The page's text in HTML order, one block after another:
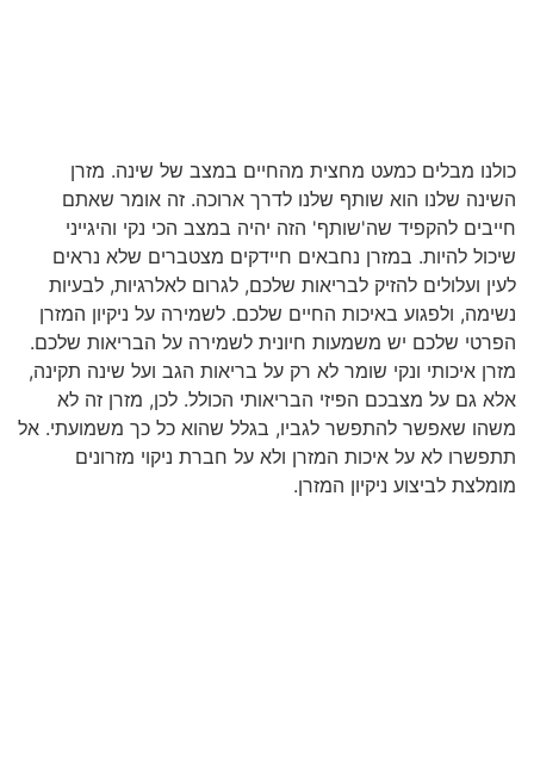
כולנו מבלים כמעט מחצית מהחיים במצב של שינה. מזרן
השינה שלנו הוא שותף שלנו לדרך ארוכה. זה אומר שאתם
חייבים להקפיד שה'שותף' הזה יהיה במצב הכי נקי והיגייני
שיכול להיות. במזרן נחבאים חיידקים מצטברים שלא נראים
לעין ועלולים להזיק לבריאות שלכם, לגרום לאלרגיות, לבעיות
נשימה, ולפגוע באיכות החיים שלכם. לשמירה על ניקיון המזרן
הפרטי שלכם יש משמעות חיונית לשמירה על הבריאות שלכם.
מזרן איכותי ונקי שומר לא רק על בריאות הגב ועל שינה תקינה,
אלא גם על מצבכם הפיזי הבריאותי הכולל. לכן, מזרן זה לא
משהו שאפשר להתפשר לגביו, בגלל שהוא כל כך משמועתי. אל
תתפשרו לא על איכות המזרן ולא על חברת ניקוי מזרונים
מומלצת לביצוע ניקיון המזרן.